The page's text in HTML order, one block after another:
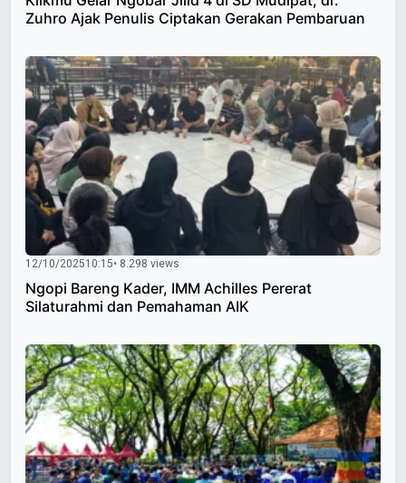
Zuhro Ajak Penulis Ciptakan Gerakan Pembaruan
12/10/202510:15• 8.298 views
Ngopi Bareng Kader, IMM Achilles Pererat
Silaturahmi dan Pemahaman AIK